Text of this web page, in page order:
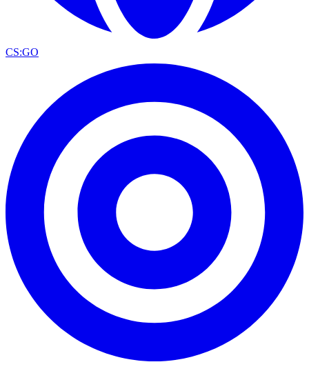
CS:GO